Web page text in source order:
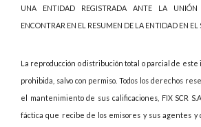
UNA ENTIDAD REGISTRADA ANTE LA UNIÓN
ENCONTRAR EN EL RESUMEN DE LA ENTIDAD EN EL
La reproducción o distribución total o parcial de
prohibida, salvo con permiso. Todos los derechos
el mantenimiento de sus calificaciones, FIX SCR
fáctica que recibe de los emisores y sus agentes